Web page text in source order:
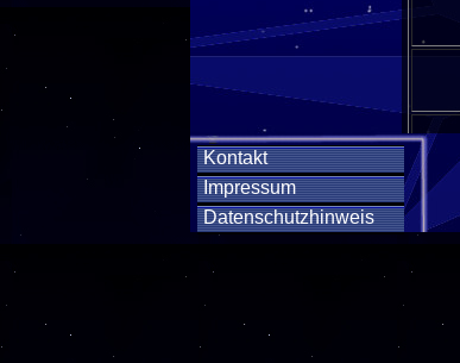
Kontakt
Impressum
Datenschutzhinweis